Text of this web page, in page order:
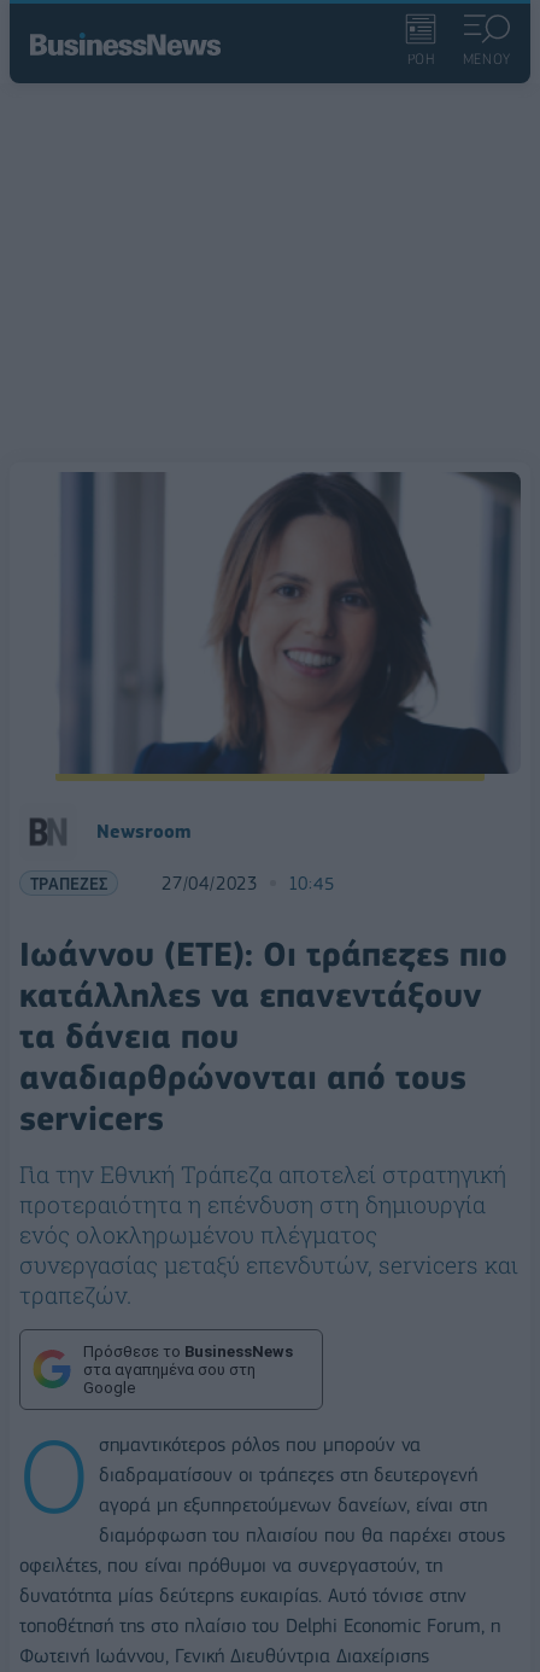
ΡΟΗ ΜΕΝΟΥ
Newsroom
ΤΡΑΠΕΖΕΣ 27/04/2023 10:45
Ιωάννου (ΕΤΕ): Οι τράπεζες πιο
κατάλληλες να επανεντάξουν
τα δάνεια που
αναδιαρθρώνονται από τους
servicers
Για την Εθνική Τράπεζα αποτελεί στρατηγική
προτεραιότητα η επένδυση στη δημιουργία
ενός ολοκληρωμένου πλέγματος
συνεργασίας μεταξύ επενδυτών, servicers και
τραπεζών.
Πρόσθεσε το BusinessNews
στα αγαπημένα σου στη
Google
Ο
σημαντικότερος ρόλος που μπορούν να
διαδραματίσουν οι τράπεζες στη δευτερογενή
αγορά μη εξυπηρετούμενων δανείων, είναι στη
διαμόρφωση του πλαισίου που θα παρέχει στους
οφειλέτες, που είναι πρόθυμοι να συνεργαστούν, τη
δυνατότητα μίας δεύτερης ευκαιρίας. Αυτό τόνισε στην
τοποθέτησή της στο πλαίσιο του Delphi Economic Forum, η
Φωτεινή Ιωάννου, Γενική Διευθύντρια Διαχείρισης